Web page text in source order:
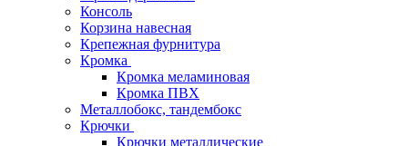
Консоль
Корзина навесная
Крепежная фурнитура
Кромка
Кромка меламиновая
Кромка ПВХ
Металлобокс, тандембокс
Крючки
Крючки металлические